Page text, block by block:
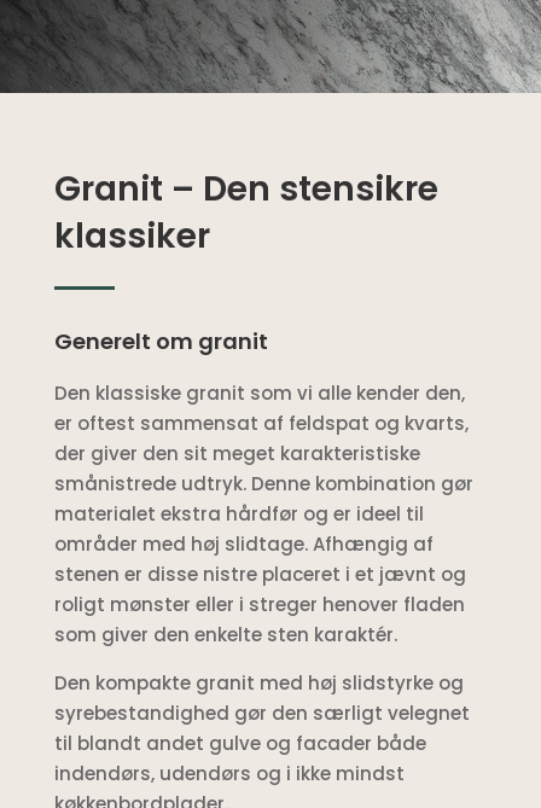
Granit – Den stensikre
klassiker
Generelt om granit
Den klassiske granit som vi alle kender den,
er oftest sammensat af feldspat og kvarts,
der giver den sit meget karakteristiske
smånistrede udtryk. Denne kombination gør
materialet ekstra hårdfør og er ideel til
områder med høj slidtage. Afhængig af
stenen er disse nistre placeret i et jævnt og
roligt mønster eller i streger henover fladen
som giver den enkelte sten karaktér.
Den kompakte granit med høj slidstyrke og
syrebestandighed gør den særligt velegnet
til blandt andet gulve og facader både
indendørs, udendørs og i ikke mindst